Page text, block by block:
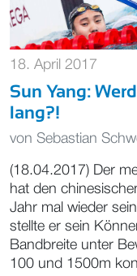
18. April 2017
Sun Yang:
lang?!
von Sebastian
(18.04.2017) Der
hat den
Jahr mal wieder
stellte er sein
Bandbreite unter
100 und 1500m